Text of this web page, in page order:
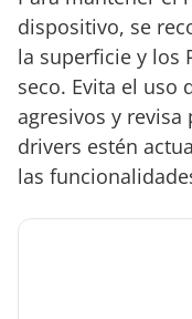
dispositivo, se
la superficie y los
seco. Evita el uso
agresivos y
drivers estén
las